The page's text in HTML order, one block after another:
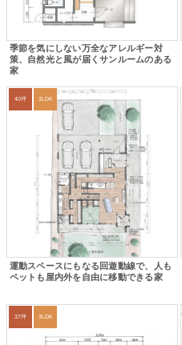
季節を気にしない万全なアレルギー対
策、自然光と風が届くサンルームのある
家
40坪 3LDK
運動スペースにもなる回遊動線で、人も
ペットも屋内外を自由に移動できる家
37坪 3LDK